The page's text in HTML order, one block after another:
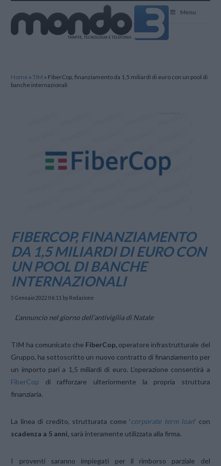
Menu
Home »TIM » FiberCop, finanziamento da 1,5 miliardi di euro con un pool di
banche internazionali
FIBERCOP, FINANZIAMENTO
DA 1,5 MILIARDI DI EURO CON
UN POOL DI BANCHE
INTERNAZIONALI
5 Gennaio 2022 06:11 by Redazione
L’annuncio nel giorno dell’antivigilia di Natale
TIM ha comunicato che FiberCop, operatore infrastrutturale del
Gruppo, ha sottoscritto un nuovo contratto di finanziamento per
un importo pari a 1,5 miliardi di euro. L’operazione consentirà a
FiberCop di rafforzare ulteriormente la propria struttura
finanziaria.
La linea di credito, strutturata come ‘corporate term loan’ con
scadenza a 5 anni, sarà interamente utilizzata alla firma.
I proventi saranno impiegati per il rimborso parziale del